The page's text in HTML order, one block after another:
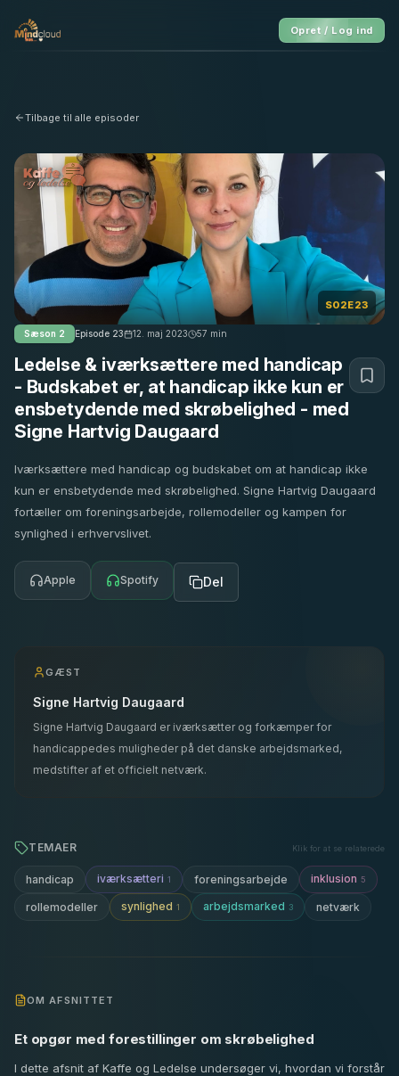
Opret / Log ind
Tilbage til alle episoder
S02E23
Sæson 2 Episode 23 12. maj 2023 57 min
Ledelse & iværksættere med handicap
- Budskabet er, at handicap ikke kun er
ensbetydende med skrøbelighed - med
Signe Hartvig Daugaard
Iværksættere med handicap og budskabet om at handicap ikke
kun er ensbetydende med skrøbelighed. Signe Hartvig Daugaard
fortæller om foreningsarbejde, rollemodeller og kampen for
synlighed i erhvervslivet.
Apple Spotify Del
GÆST
Signe Hartvig Daugaard
Signe Hartvig Daugaard er iværksætter og forkæmper for
handicappedes muligheder på det danske arbejdsmarked,
medstifter af et officielt netværk.
TEMAER Klik for at se relaterede
handicap iværksætteri 1 foreningsarbejde inklusion 5
rollemodeller synlighed 1 arbejdsmarked 3 netværk
OM AFSNITTET
Et opgør med forestillinger om skrøbelighed
I dette afsnit af Kaffe og Ledelse undersøger vi, hvordan vi forstår